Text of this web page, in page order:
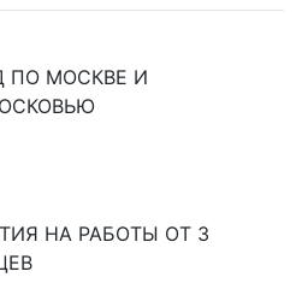
ПО МОСКВЕ И
НА РАБОТЫ ОТ 3